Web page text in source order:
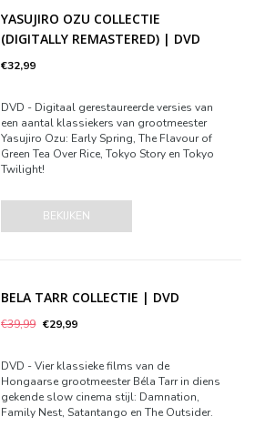
YASUJIRO OZU COLLECTIE
(DIGITALLY REMASTERED) | DVD
€32,99
DVD - Digitaal gerestaureerde versies van
een aantal klassiekers van grootmeester
Yasujiro Ozu: Early Spring, The Flavour of
Green Tea Over Rice, Tokyo Story en Tokyo
Twilight!
BEKIJKEN
BELA TARR COLLECTIE | DVD
€39,99 €29,99
DVD - Vier klassieke films van de
Hongaarse grootmeester Béla Tarr in diens
gekende slow cinema stijl: Damnation,
Family Nest, Satantango en The Outsider.